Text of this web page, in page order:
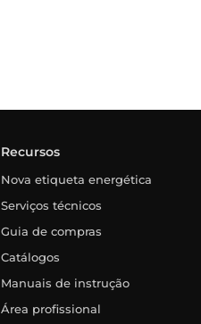
Recursos
Nova etiqueta energética
Serviços técnicos
Guia de compras
Catálogos
Manuais de instrução
Área profissional